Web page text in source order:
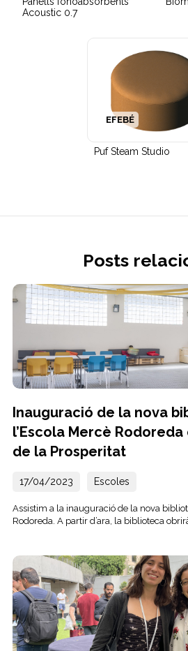
Acoustic 0.7
Puf Steam Studio
EFEBÉ
Posts
Inauguració de la nova
l’Escola Mercè
de la Prosperitat
17/04/2023 Escoles
Assistim a la inauguració de la nova
Rodoreda. A partir d’ara, la biblioteca